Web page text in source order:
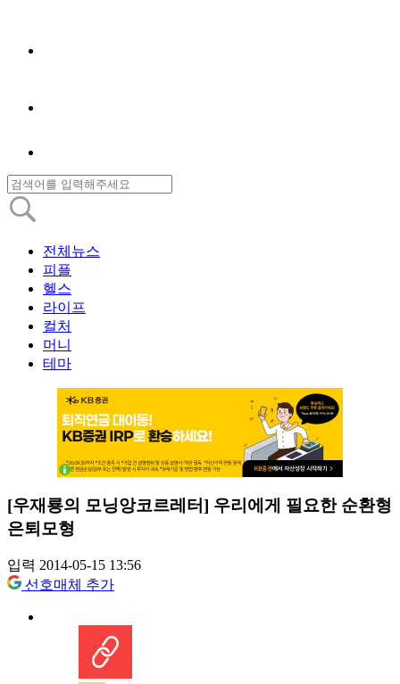
전체뉴스
피플
헬스
라이프
컬처
머니
테마
[우재룡의 모닝앙코르레터] 우리에게 필요한 순환형
은퇴모형
입력 2014-05-15 13:56
선호매체 추가